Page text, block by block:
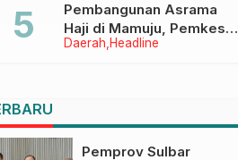
Daerah Headline
Pembangunan Asrama
Haji di Mamuju, Pemkesra
dan Kementerian Haji
Pemprov Sulbar